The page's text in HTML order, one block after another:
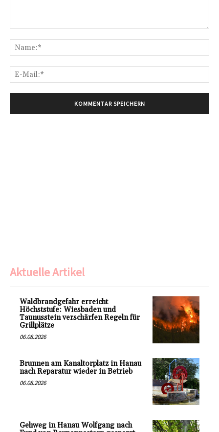
Aktuelle Artikel
Waldbrandgefahr erreicht
Höchststufe: Wiesbaden und
Taunusstein verschärfen Regeln für
Grillplätze
06.08.2026
Brunnen am Kanaltorplatz in Hanau
nach Reparatur wieder in Betrieb
06.08.2026
Gehweg in Hanau Wolfgang nach